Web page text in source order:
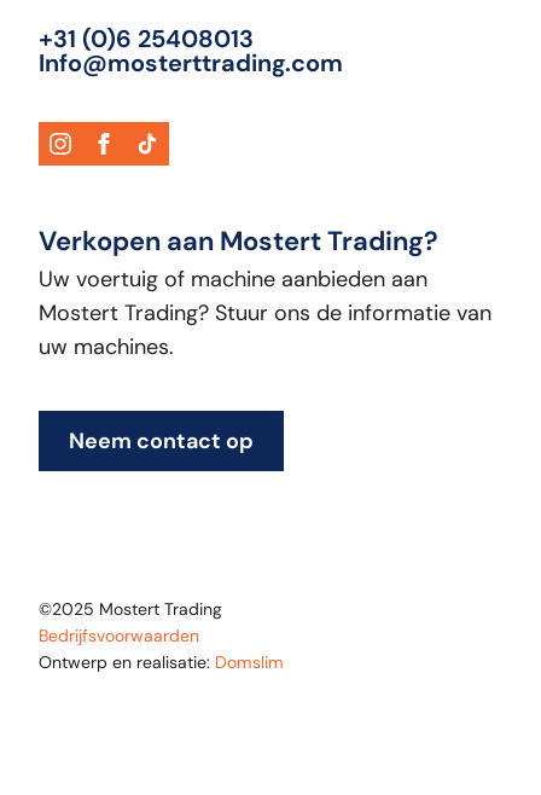
+31 (0)6 25408013
Info@mosterttrading.com
Verkopen aan Mostert Trading?
Uw voertuig of machine aanbieden aan
Mostert Trading? Stuur ons de informatie van
uw machines.
Neem contact op
©2025 Mostert Trading
Bedrijfsvoorwaarden
Ontwerp en realisatie: Domslim